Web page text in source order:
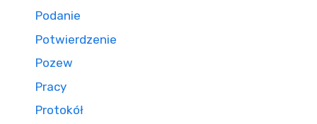
Podanie
Potwierdzenie
Pozew
Pracy
Protokół